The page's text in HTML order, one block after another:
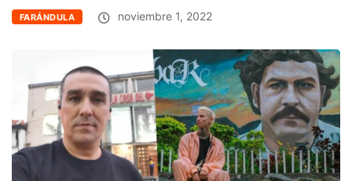
FARÁNDULA noviembre 1, 2022